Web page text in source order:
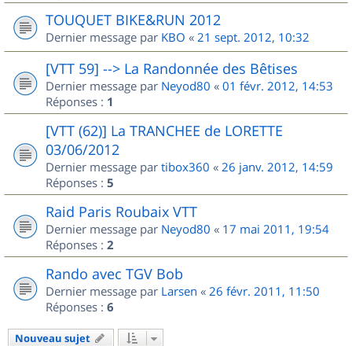
TOUQUET BIKE&RUN 2012
Dernier message par KBO « 21 sept. 2012, 10:32
[VTT 59] --> La Randonnée des Bêtises
Dernier message par Neyod80 « 01 févr. 2012, 14:53
Réponses : 1
[VTT (62)] La TRANCHEE de LORETTE
03/06/2012
Dernier message par tibox360 « 26 janv. 2012, 14:59
Réponses : 5
Raid Paris Roubaix VTT
Dernier message par Neyod80 « 17 mai 2011, 19:54
Réponses : 2
Rando avec TGV Bob
Dernier message par Larsen « 26 févr. 2011, 11:50
Réponses : 6
Nouveau sujet